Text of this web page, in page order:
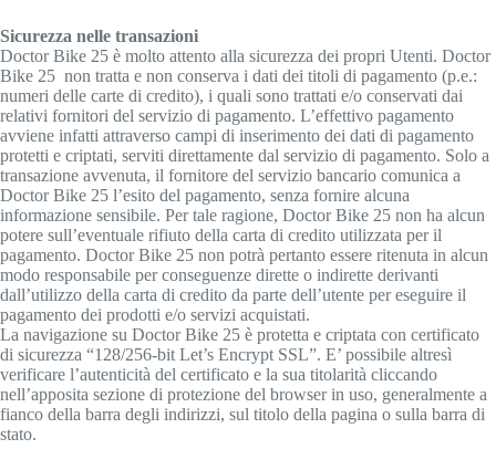
Sicurezza nelle transazioni
Doctor Bike 25 è molto attento alla sicurezza dei propri Utenti. Doctor
Bike 25 non tratta e non conserva i dati dei titoli di pagamento (p.e.:
numeri delle carte di credito), i quali sono trattati e/o conservati dai
relativi fornitori del servizio di pagamento. L’effettivo pagamento
avviene infatti attraverso campi di inserimento dei dati di pagamento
protetti e criptati, serviti direttamente dal servizio di pagamento. Solo a
transazione avvenuta, il fornitore del servizio bancario comunica a
Doctor Bike 25 l’esito del pagamento, senza fornire alcuna
informazione sensibile. Per tale ragione, Doctor Bike 25 non ha alcun
potere sull’eventuale rifiuto della carta di credito utilizzata per il
pagamento. Doctor Bike 25 non potrà pertanto essere ritenuta in alcun
modo responsabile per conseguenze dirette o indirette derivanti
dall’utilizzo della carta di credito da parte dell’utente per eseguire il
pagamento dei prodotti e/o servizi acquistati.
La navigazione su Doctor Bike 25 è protetta e criptata con certificato
di sicurezza “128/256-bit Let’s Encrypt SSL”. E’ possibile altresì
verificare l’autenticità del certificato e la sua titolarità cliccando
nell’apposita sezione di protezione del browser in uso, generalmente a
fianco della barra degli indirizzi, sul titolo della pagina o sulla barra di
stato.